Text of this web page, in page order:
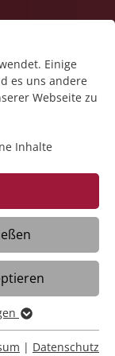
Ihr
die
Filter
Einige
es uns andere
Webseite zu
Inhalte
Funktionen
| Datenschutz